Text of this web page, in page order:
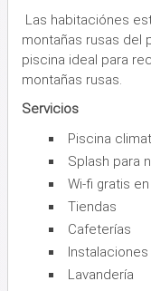
Las habitaciónes
montañas rusas del
piscina ideal para
montañas rusas.
Servicios
Piscina
Splash para
Wi-fi gratis
Tiendas
Cafeterías
Lavandería